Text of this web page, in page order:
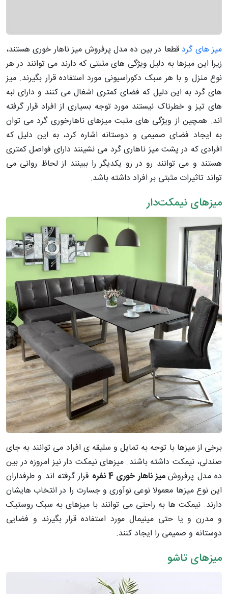
میز های گردقطعا در بین ده مدل پرفروش میز ناهار خوری هستند،
زیرا این میزها به دلیل ویژگی های مثبتی که دارند می توانند در هر
نوع منزل و با هر سبک دکوراسیونی مورد استفاده قرار بگیرند. میز
های گرد به این دلیل که فضای کمتری اشغال می کنند و دارای لبه
های تیز و خطرناک نیستند مورد توجه بسیاری از افراد قرار گرفته
اند. همچین از ویژگی های مثبت میزهای ناهارخوری گرد می توان
به ایجاد فضای صمیمی و دوستانه اشاره کرد، به این دلیل که
افرادی که در پشت میز ناهاری گرد می نشینند دارای فواصل کمتری
هستند و می توانند رو در رو یکدیگر را ببینند از لحاظ روانی می
تواند تاثیرات مثبتی بر افراد داشته باشد.
میزهای نیمکت‌دار
برخی از میزها با توجه به تمایل و سلیقه ی افراد می توانند به جای
صندلی، نیمکت داشته باشند. میزهای نیمکت دار نیز امروزه در بین
ده مدل پرفروشمیز ناهار خوری 4 نفره
قرار گرفته اند و طرفداران
این نوع میزها معمولا نوعی نوآوری و جسارت را در انتخاب هایشان
دارند. نیمکت ها به راحتی می توانند با میزهای به سبک روستیک
و مدرن و یا حتی مینیمال مورد استفاده قرار بگیرند و فضایی
دوستانه و صمیمی را ایجاد کنند.
میزهای تاشو